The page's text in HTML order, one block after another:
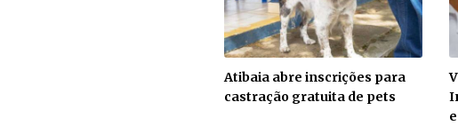
Atibaia abre inscrições para
castração gratuita de pets